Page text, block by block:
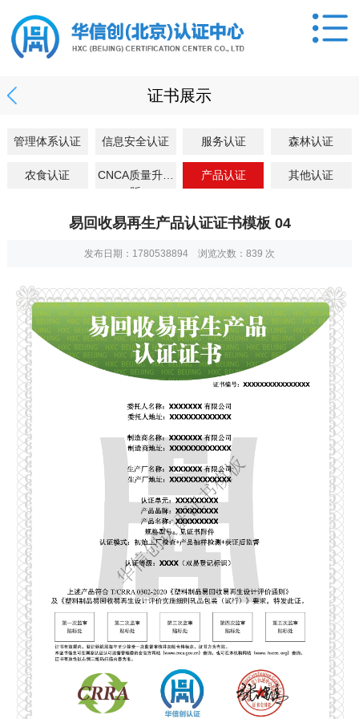
证书展示
管理体系认证 信息安全认证 服务认证 森林认证
农食认证
CNCA质量升级
版
产品认证 其他认证
易回收易再生产品认证证书模板 04
发布日期：1780538894 浏览次数： 839 次